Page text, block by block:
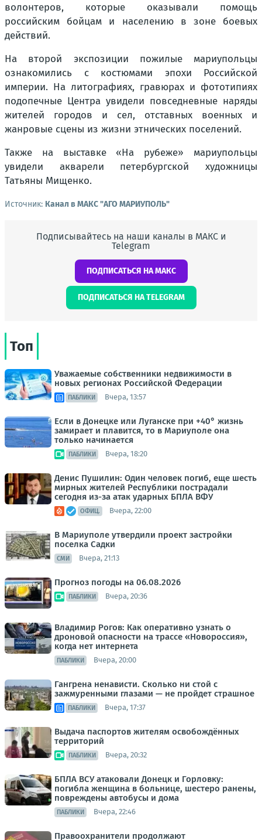
волонтеров, которые оказывали помощь
российским бойцам и населению в зоне боевых
действий.
На второй экспозиции пожилые мариупольцы
ознакомились с костюмами эпохи Российской
империи. На литографиях, гравюрах и фототипиях
подопечные Центра увидели повседневные наряды
жителей городов и сел, отставных военных и
жанровые сцены из жизни этнических поселений.
Также на выставке «На рубеже» мариупольцы
увидели акварели петербургской художницы
Татьяны Мищенко.
Источник: Канал в МАКС "АГО МАРИУПОЛЬ"
Подписывайтесь на наши каналы в МАКС и
Telegram
ПОДПИСАТЬСЯ НА МАКС
ПОДПИСАТЬСЯ НА TELEGRAM
Топ
Уважаемые собственники недвижимости в
новых регионах Российской Федерации
ПАБЛИКИ Вчера, 13:57
Если в Донецке или Луганске при +40° жизнь
замирает и плавится, то в Мариуполе она
только начинается
ПАБЛИКИ Вчера, 18:20
Денис Пушилин: Один человек погиб, еще шесть
мирных жителей Республики пострадали
сегодня из-за атак ударных БПЛА ВФУ
ОФИЦ. Вчера, 22:00
В Мариуполе утвердили проект застройки
поселка Садки
СМИ Вчера, 21:13
Прогноз погоды на 06.08.2026
ПАБЛИКИ Вчера, 20:36
Владимир Рогов: Как оперативно узнать о
дроновой опасности на трассе «Новороссия»,
когда нет интернета
ПАБЛИКИ Вчера, 20:00
Гангрена ненависти. Сколько ни стой с
зажмуренными глазами — не пройдет страшное
ПАБЛИКИ Вчера, 17:37
Выдача паспортов жителям освобождённых
территорий
ПАБЛИКИ Вчера, 20:32
БПЛА ВСУ атаковали Донецк и Горловку:
погибла женщина в больнице, шестеро ранены,
повреждены автобусы и дома
ПАБЛИКИ Вчера, 22:46
Правоохранители продолжают